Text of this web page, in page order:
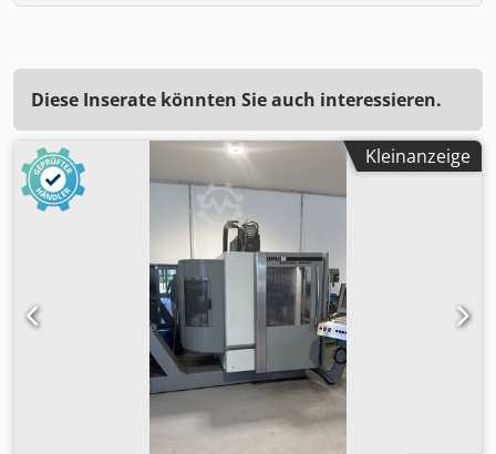
Diese Inserate könnten Sie auch interessieren.
Kleinanzeige